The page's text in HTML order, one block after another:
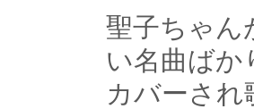
聖子ちゃん
い名曲ばか
カバーさ